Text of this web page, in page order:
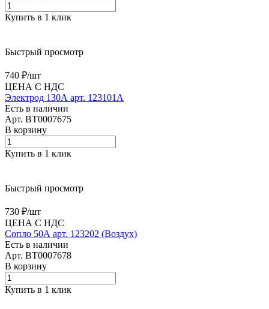
Купить в 1 клик
Быстрый просмотр
740 ₽/шт
ЦЕНА С НДС
Электрод 130А арт. 123101А
Есть в наличии
Арт. BT0007675
В корзину
Купить в 1 клик
Быстрый просмотр
730 ₽/шт
ЦЕНА С НДС
Сопло 50А арт. 123202 (Воздух)
Есть в наличии
Арт. BT0007678
В корзину
Купить в 1 клик